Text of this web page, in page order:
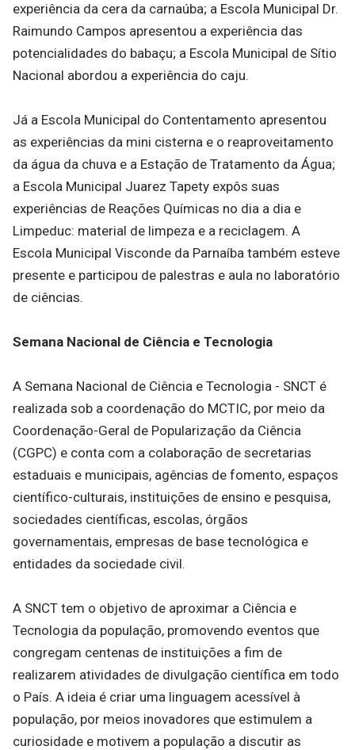
experiência da cera da carnaúba; a Escola Municipal Dr.
Raimundo Campos apresentou a experiência das
potencialidades do babaçu; a Escola Municipal de Sítio
Nacional abordou a experiência do caju.
Já a Escola Municipal do Contentamento apresentou
as experiências da mini cisterna e o reaproveitamento
da água da chuva e a Estação de Tratamento da Água;
a Escola Municipal Juarez Tapety expôs suas
experiências de Reações Químicas no dia a dia e
Limpeduc: material de limpeza e a reciclagem. A
Escola Municipal Visconde da Parnaíba também esteve
presente e participou de palestras e aula no laboratório
de ciências.
Semana Nacional de Ciência e Tecnologia
A Semana Nacional de Ciência e Tecnologia - SNCT é
realizada sob a coordenação do MCTIC, por meio da
Coordenação-Geral de Popularização da Ciência
(CGPC) e conta com a colaboração de secretarias
estaduais e municipais, agências de fomento, espaços
científico-culturais, instituições de ensino e pesquisa,
sociedades científicas, escolas, órgãos
governamentais, empresas de base tecnológica e
entidades da sociedade civil.
A SNCT tem o objetivo de aproximar a Ciência e
Tecnologia da população, promovendo eventos que
congregam centenas de instituições a fim de
realizarem atividades de divulgação científica em todo
o País. A ideia é criar uma linguagem acessível à
população, por meios inovadores que estimulem a
curiosidade e motivem a população a discutir as